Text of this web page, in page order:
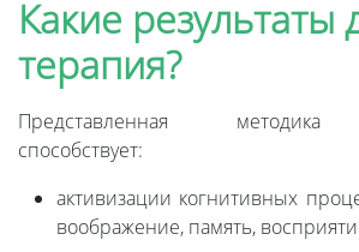
Какие результаты
терапия?
Представленная методика
способствует:
активизации когнитивных
воображение, память,